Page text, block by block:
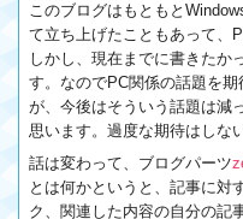
このブログはもともと
て立ち上げたこともあって、
しかし、現在までに書きたか
す。なのでPC関係の話題を
が、今後はそういう話題は減
思います。過度な期待はしな
話は変わって、ブログパーツ
とは何かというと、記事に対
ク、関連した内容の自分の記